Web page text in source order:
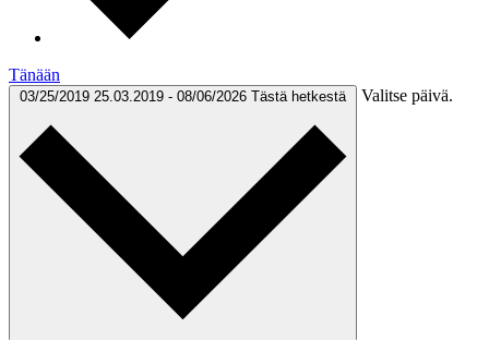
Tänään
03/25/2019 25.03.2019 - 08/06/2026 Tästä hetkestä Valitse päivä.